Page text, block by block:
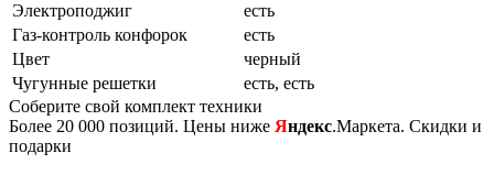
Электроподжиг
есть
Газ-контроль конфорок
есть
Цвет
черный
Чугунные решетки
есть, есть
Соберите свой комплект техники
Более 20 000 позиций. Цены ниже Яндекс.Маркета. Скидки и
подарки